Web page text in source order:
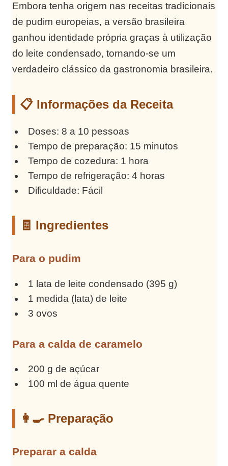
Embora tenha origem nas receitas tradicionais
de pudim europeias, a versão brasileira
ganhou identidade própria graças à utilização
do leite condensado, tornando-se um
verdadeiro clássico da gastronomia brasileira.
📋 Informações da Receita
Doses: 8 a 10 pessoas
Tempo de preparação: 15 minutos
Tempo de cozedura: 1 hora
Tempo de refrigeração: 4 horas
Dificuldade: Fácil
🧾 Ingredientes
Para o pudim
1 lata de leite condensado (395 g)
1 medida (lata) de leite
3 ovos
Para a calda de caramelo
200 g de açúcar
100 ml de água quente
👩‍🍳 Preparação
Preparar a calda